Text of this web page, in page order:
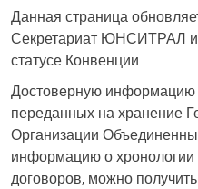
Данная страница
Секретариат ЮНСИТРАЛ
статусе Конвенции.
Достоверную информацию
переданных на хранение
Организации
информацию о хронологии
договоров, можно